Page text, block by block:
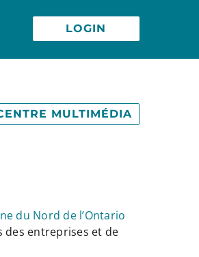
LOGIN
MULTIMÉDIA
du Nord de l’Ontario
des entreprises et de